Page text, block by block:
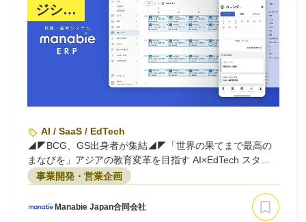
ジシ…
AI / SaaS / EdTech
◢◤BCG、GS出身者が集結◢◤「世界の果てまで最高の
まなびを」アジアの教育変革を目指す AI×EdTech スター
トアップ / 事業開発
事業開発・営業企画
Manabie Japan合同会社